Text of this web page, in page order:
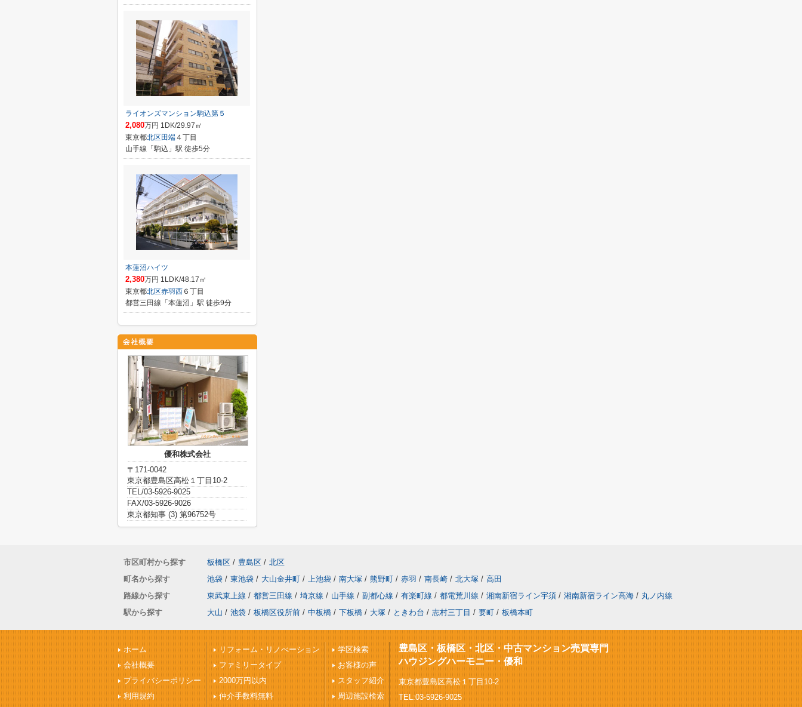
ライオンズマンション駒込第５
2,080万円 1DK/29.97㎡
東京都北区 田端４丁目
山手線「駒込」駅 徒歩5分
本蓮沼ハイツ
2,380万円 1LDK/48.17㎡
東京都北区赤羽西 ６丁目
都営三田線「本蓮沼」駅 徒歩9分
優和株式会社
〒171-0042
東京都豊島区高松１丁目10-2
TEL/03-5926-9025
FAX/03-5926-9026
東京都知事 (3) 第96752号
市区町村から探す 板橋区 / 豊島区 / 北区
町名から探す
池袋 / 東池袋 / 大山金井町 / 上池袋 / 南大塚 / 熊野町 / 赤羽 / 南長崎 / 北大塚 / 高田
路線から探す
東武東上線 / 都営三田線 / 埼京線 / 山手線 / 副都心線 / 有楽町線 / 都電荒川線 / 湘南新宿ライン宇須 / 湘南新宿ライン高海 / 丸ノ内線
駅から探す
大山 / 池袋 / 板橋区役所前 / 中板橋 / 下板橋 / 大塚 / ときわ台 / 志村三丁目 / 要町 / 板橋本町
ホーム
会社概要
プライバシーポリシー
利用規約
リフォーム・リノべーション
ファミリータイプ
2000万円以内
仲介手数料無料
学区検索
お客様の声
スタッフ紹介
周辺施設検索
豊島区・板橋区・北区・中古マンション売買専門
ハウジングハーモニー・優和
東京都豊島区高松１丁目10-2
TEL:03-5926-9025